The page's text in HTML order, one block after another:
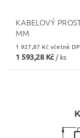
KABELOVÝ
MM
1 927,87 Kč včetně
1 593,28 Kč / ks